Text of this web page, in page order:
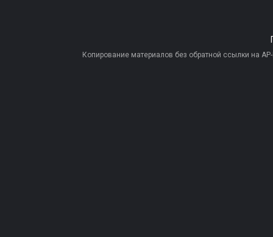
Копирование материалов без обратной ссылки на